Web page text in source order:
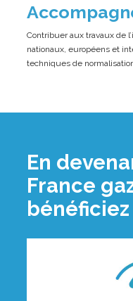
Contribuer aux travaux de
nationaux, européens et
techniques de
En
France
bénéficiez